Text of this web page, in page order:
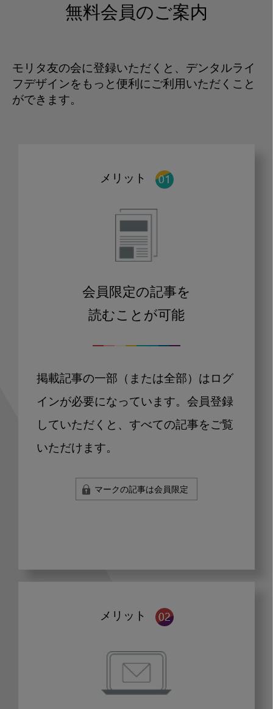
無料会員のご案内
モリタ友の会に登録いただくと、デンタルライ
フデザインをもっと便利にご利用いただくこと
ができます。
メリット
会員限定の記事を
読むことが可能
掲載記事の一部（または全部）はログ
インが必要になっています。会員登録
していただくと、すべての記事をご覧
いただけます。
マークの記事は会員限定
メリット